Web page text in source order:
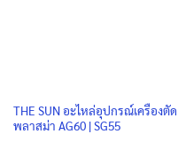
THE SUN อะไหล่อุปกรณ์เครื่องตัด
พลาสม่า AG60 | SG55